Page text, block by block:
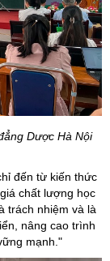
Dược Hà Nội
đến từ kiến thức
chất lượng học
trách nhiệm và là
nâng cao trình
mạnh."